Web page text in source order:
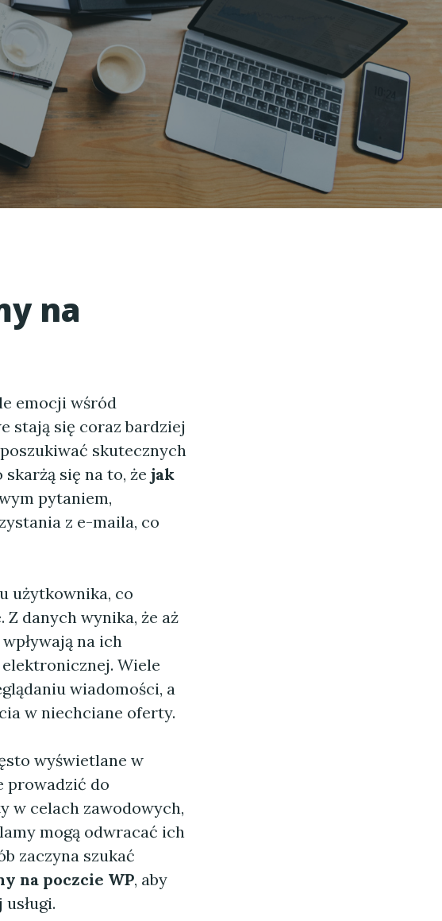
na
emocji wśród
stają się coraz bardziej
skutecznych
się na to, że jak
pytaniem,
z e-maila, co
użytkownika, co
danych wynika, że aż
na ich
Wiele
wiadomości, a
w niechciane oferty.
wyświetlane w
prowadzić do
w celach zawodowych,
mogą odwracać ich
zaczyna szukać
na poczcie WP, aby